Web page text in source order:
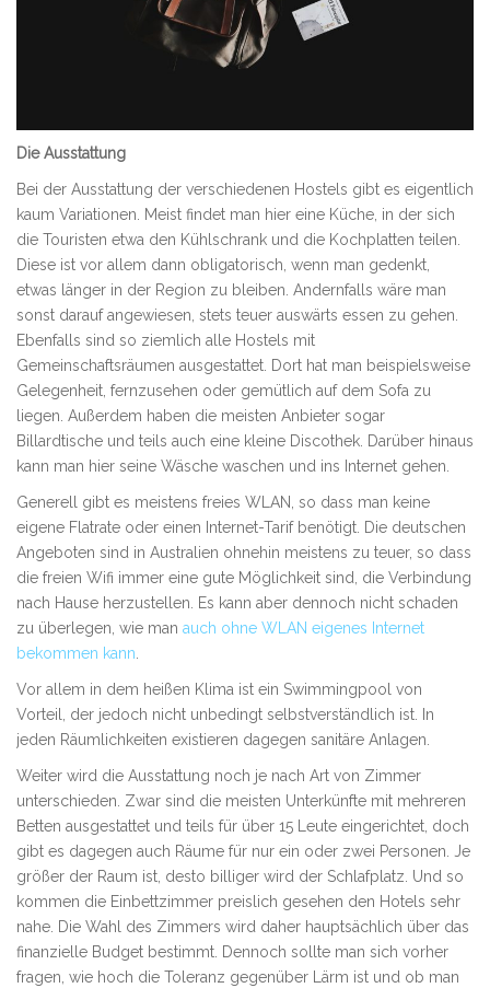
Die Ausstattung
Bei der Ausstattung der verschiedenen Hostels gibt es eigentlich
kaum Variationen. Meist findet man hier eine Küche, in der sich
die Touristen etwa den Kühlschrank und die Kochplatten teilen.
Diese ist vor allem dann obligatorisch, wenn man gedenkt,
etwas länger in der Region zu bleiben. Andernfalls wäre man
sonst darauf angewiesen, stets teuer auswärts essen zu gehen.
Ebenfalls sind so ziemlich alle Hostels mit
Gemeinschaftsräumen ausgestattet. Dort hat man beispielsweise
Gelegenheit, fernzusehen oder gemütlich auf dem Sofa zu
liegen. Außerdem haben die meisten Anbieter sogar
Billardtische und teils auch eine kleine Discothek. Darüber hinaus
kann man hier seine Wäsche waschen und ins Internet gehen.
Generell gibt es meistens freies WLAN, so dass man keine
eigene Flatrate oder einen Internet-Tarif benötigt. Die deutschen
Angeboten sind in Australien ohnehin meistens zu teuer, so dass
die freien Wifi immer eine gute Möglichkeit sind, die Verbindung
nach Hause herzustellen. Es kann aber dennoch nicht schaden
zu überlegen, wie man auch ohne WLAN eigenes Internet
bekommen kann.
Vor allem in dem heißen Klima ist ein Swimmingpool von
Vorteil, der jedoch nicht unbedingt selbstverständlich ist. In
jeden Räumlichkeiten existieren dagegen sanitäre Anlagen.
Weiter wird die Ausstattung noch je nach Art von Zimmer
unterschieden. Zwar sind die meisten Unterkünfte mit mehreren
Betten ausgestattet und teils für über 15 Leute eingerichtet, doch
gibt es dagegen auch Räume für nur ein oder zwei Personen. Je
größer der Raum ist, desto billiger wird der Schlafplatz. Und so
kommen die Einbettzimmer preislich gesehen den Hotels sehr
nahe. Die Wahl des Zimmers wird daher hauptsächlich über das
finanzielle Budget bestimmt. Dennoch sollte man sich vorher
fragen, wie hoch die Toleranz gegenüber Lärm ist und ob man